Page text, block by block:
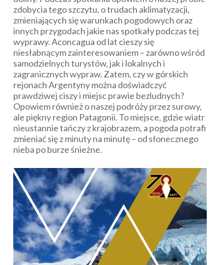
zdobycia tego szczytu, o trudach aklimatyzacji,
zmieniających się warunkach pogodowych oraz
innych przygodach jakie nas spotkały podczas tej
wyprawy. Aconcagua od lat cieszy się
niesłabnącym zainteresowaniem – zarówno wśród
samodzielnych turystów, jak i lokalnych i
zagranicznych wypraw. Zatem, czy w górskich
rejonach Argentyny można doświadczyć
prawdziwej ciszy i miejsc prawie bezludnych?
Opowiem również o naszej podróży przez surowy,
ale piękny region Patagonii. To miejsce, gdzie wiatr
nieustannie tańczy z krajobrazem, a pogoda potrafi
zmieniać się z minuty na minutę – od słonecznego
nieba po burze śnieżne.​